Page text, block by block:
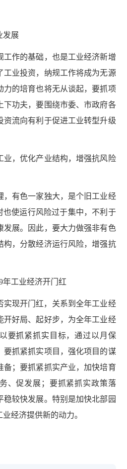
展
作的基础，也是工业经济新增
工业投资，纳规工作将成为无源
力的培育也将无从谈起，要抓项
下功夫，要围绕市委、市政府各
资流向有利于促进工业转型升级
，优化产业结构，增强抗风险
有色一家独大，是个旧工业经
也使运行风险过于集中，不利于
发展。因此，要大力做强非有色
构，分散经济运行风险，增强抗
工业经济开门红
现开门红，关系到全年工业经
开好局、起好步，为全年工业经
要抓紧抓实目标，通过以月保
要抓紧抓实项目，强化项目的谋
备；要抓紧抓实产业，加快培育
、促发展；要抓紧抓实政策落
较快发展。特别是加快北部园
经济提供新的动力。